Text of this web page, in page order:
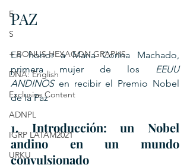
E
S
+ BONUS HEXAGON GRAPHS
DNA: English
Exclusive Content
ADNPL
IGRP LATAM2021
URKU
PAZ
En honor a María Corina Machado,
primera mujer de los EEUU
ANDINOS en recibir el Premio Nobel
de la Paz
1. Introducción: un Nobel
andino en un mundo
convulsionado